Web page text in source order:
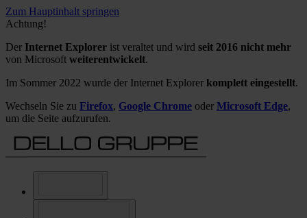
Zum Hauptinhalt springen
Achtung!
Der Internet Explorer ist veraltet und wird seit 2016 nicht mehr
von Microsoft weiterentwickelt.
Im Sommer 2022 wurde der Internet Explorer komplett eingestellt.
Wechseln Sie zu Firefox, Google Chrome oder Microsoft Edge,
um die Seite aufzurufen.